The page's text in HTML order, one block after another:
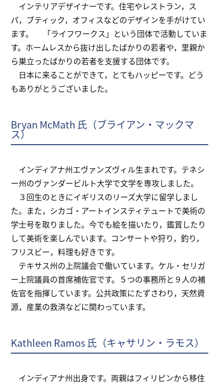
インテリアデザイナーです。住宅やレストラン，ス
パ，ブティック，オフィスなどのデザインを手がけてい
ます。 「ライフワークス」という団体で活動していま
す。ホームレスから抜け出したばかりの若者や，里親か
ら巣立ったばかりの若者を支援する団体です。
日本に来ることができて，とてもハッピーです。どう
もありがとうございました。
Bryan McMath 氏（ブライアン・マックマ
ス）
インディアナ州エヴァンズヴィル生まれです。テネシ
ー州のヴァンダービルト大学で文学を専攻しました。
３回生のときにイギリスのリーズ大学に留学しまし
た。また，シカゴ・アートインスティテュートで美術の
学士号を取りました。今でも絵を描いたり，鑑賞したり
して美術を楽しんでいます。コンサートや狩り，釣り，
フリスビー，料理も好きです。
テキサス州の上院議会で働いています。ケル・セリガ
ー上院議員の首席補佐官です。５つの事務所と９人の補
佐官を指揮しています。公共政策にたずさわり，天然資
源，産業の救済などに関わっています。
Kathleen Ramos 氏（キャサリン・ラモス）
インディアナ州出身です。両親はフィリピンから移住